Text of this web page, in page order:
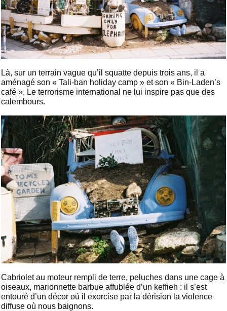
Là, sur un terrain vague qu’il squatte depuis trois ans, il a
aménagé son « Tali-ban holiday camp » et son « Bin-Laden’s
café ». Le terrorisme international ne lui inspire pas que des
calembours.
Cabriolet au moteur rempli de terre, peluches dans une cage à
oiseaux, marionnette barbue affublée d’un keffieh : il s’est
entouré d’un décor où il exorcise par la dérision la violence
diffuse où nous baignons.